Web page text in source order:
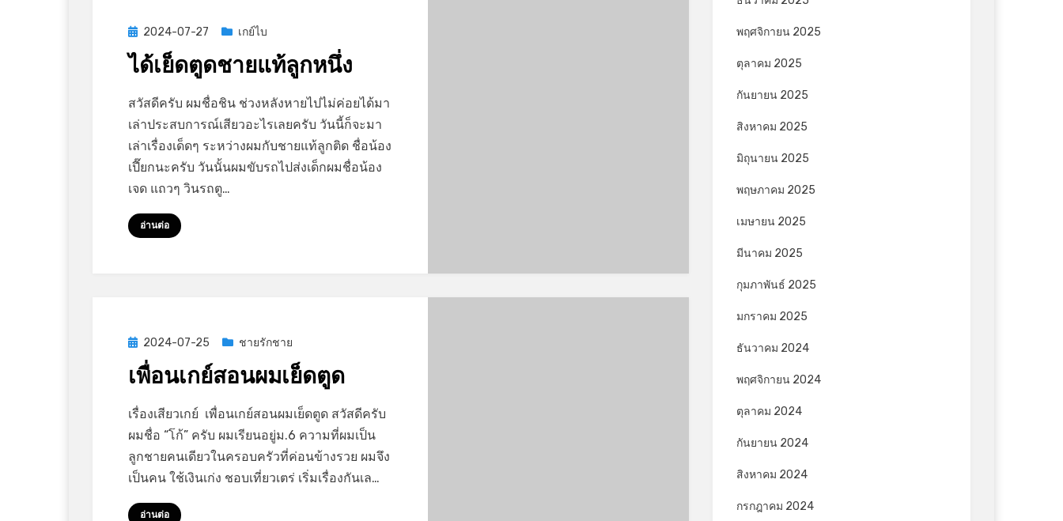
Posted
on
2024-07-27 เกย์ไบ
ได้เย็ดตูดชายแท้ลูกหนึ่ง
byGayStory
Leave a comment on
สวัสดีครับ ผมชื่อชิน ช่วงหลังหายไปไม่ค่อยได้มา
เล่าประสบการณ์เสียวอะไรเลยครับ วันนี้ก็จะมา
เล่าเรื่องเด็ดๆ ระหว่างผมกับชายแท้ลูกติด ชื่อน้อง
เปี๊ยกนะครับ วันนั้นผมขับรถไปส่งเด็กผมชื่อน้อง
เจด แถวๆ วินรถตู…
อ่านต่อ
Posted
2024-07-25 ชายรักชาย
เพื่อนเกย์สอนผมเย็ดตูด
byGayStory
Leave a comment on
เพื่อน
เรื่องเสียวเกย์ เพื่อนเกย์สอนผมเย็ดตูด สวัสดีครับ
ผมชื่อ “โก้” ครับ ผมเรียนอยู่ม.6 ความที่ผมเป็น
ลูกชายคนเดียวในครอบครัวที่ค่อนข้างรวย ผมจึง
เป็นคน ใช้เงินเก่ง ชอบเที่ยวเตร่ เริ่มเรื่องกันเล…
อ่านต่อ
พฤศจิกายน 2025
ตุลาคม 2025
กันยายน 2025
สิงหาคม 2025
มิถุนายน 2025
พฤษภาคม 2025
เมษายน 2025
มีนาคม 2025
กุมภาพันธ์ 2025
มกราคม 2025
ธันวาคม 2024
พฤศจิกายน 2024
ตุลาคม 2024
กันยายน 2024
สิงหาคม 2024
กรกฎาคม 2024